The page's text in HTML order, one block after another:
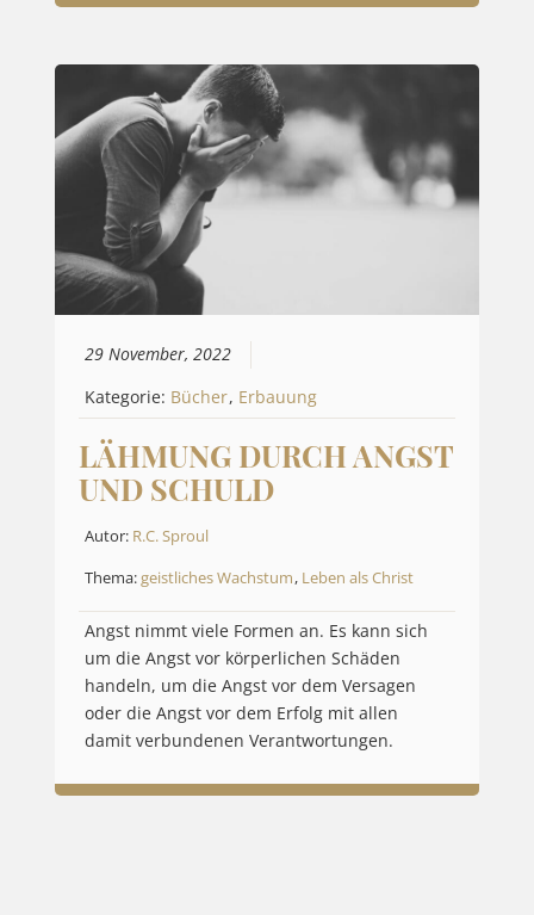
29 November, 2022
Kategorie: Bücher, Erbauung
LÄHMUNG DURCH ANGST
UND SCHULD
Autor: R.C. Sproul
Thema:geistliches Wachstum, Leben als Christ
Angst nimmt viele Formen an. Es kann sich
um die Angst vor körperlichen Schäden
handeln, um die Angst vor dem Versagen
oder die Angst vor dem Erfolg mit allen
damit verbundenen Verantwortungen.